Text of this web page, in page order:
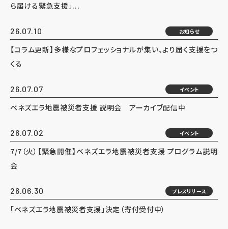
ら届ける緊急支援」...
26.07.10 お知らせ
【コラム更新】多様なプロフェッショナルが集い、より届く支援をつ
くる
26.07.07 イベント
ベネズエラ地震被災者支援 説明会 アーカイブ配信中
26.07.02 イベント
7/7（火）【緊急開催】ベネズエラ地震被災者支援 プログラム説明
会
26.06.30 プレスリリース
「ベネズエラ地震被災者支援」決定（寄付受付中）